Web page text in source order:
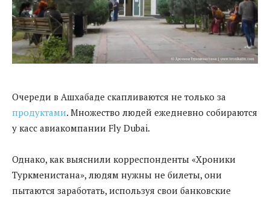
Очереди в Ашхабаде скапливаются не только за
продуктами. Множество людей ежедневно собираются
у касс авиакомпании Fly Dubai.
Однако, как выяснили корреспонденты «Хроники
Туркменистана», людям нужны не билеты, они
пытаются заработать, используя свои банковские